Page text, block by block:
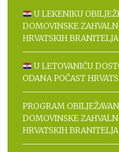
U LEKENIKU
DOMOVINSKE
HRVATSKIH BRANITELJA
U LETOVANIĆU
ODANA POČAST
PROGRAM
DOMOVINSKE
HRVATSKIH BRANITELJA